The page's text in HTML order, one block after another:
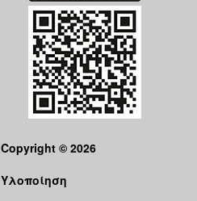
Copyright © 2026
Υλοποίηση